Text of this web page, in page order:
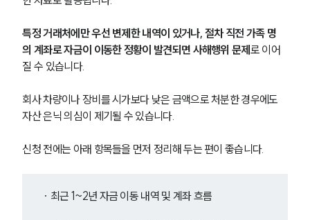
특정 거래처에만 우선 변제한 내역이 있거나, 절차 직전 가족 명
의 계좌로 자금이 이동한 정황이 발견되면 사해행위 문제로 이어
질 수 있습니다.
회사 차량이나 장비를 시가보다 낮은 금액으로 처분한 경우에도
자산 은닉 의심이 제기될 수 있습니다.
신청 전에는 아래 항목들을 먼저 정리해 두는 편이 좋습니다.
· 최근 1~2년 자금 이동 내역 및 계좌 흐름